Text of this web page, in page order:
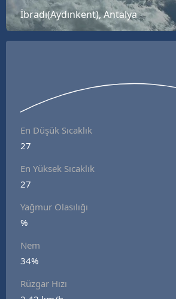
İbradı(Aydınkent), Antalya
En Düşük Sıcaklık
27
En Yüksek Sıcaklık
27
Yağmur Olasılığı
%
Nem
34%
Rüzgar Hızı